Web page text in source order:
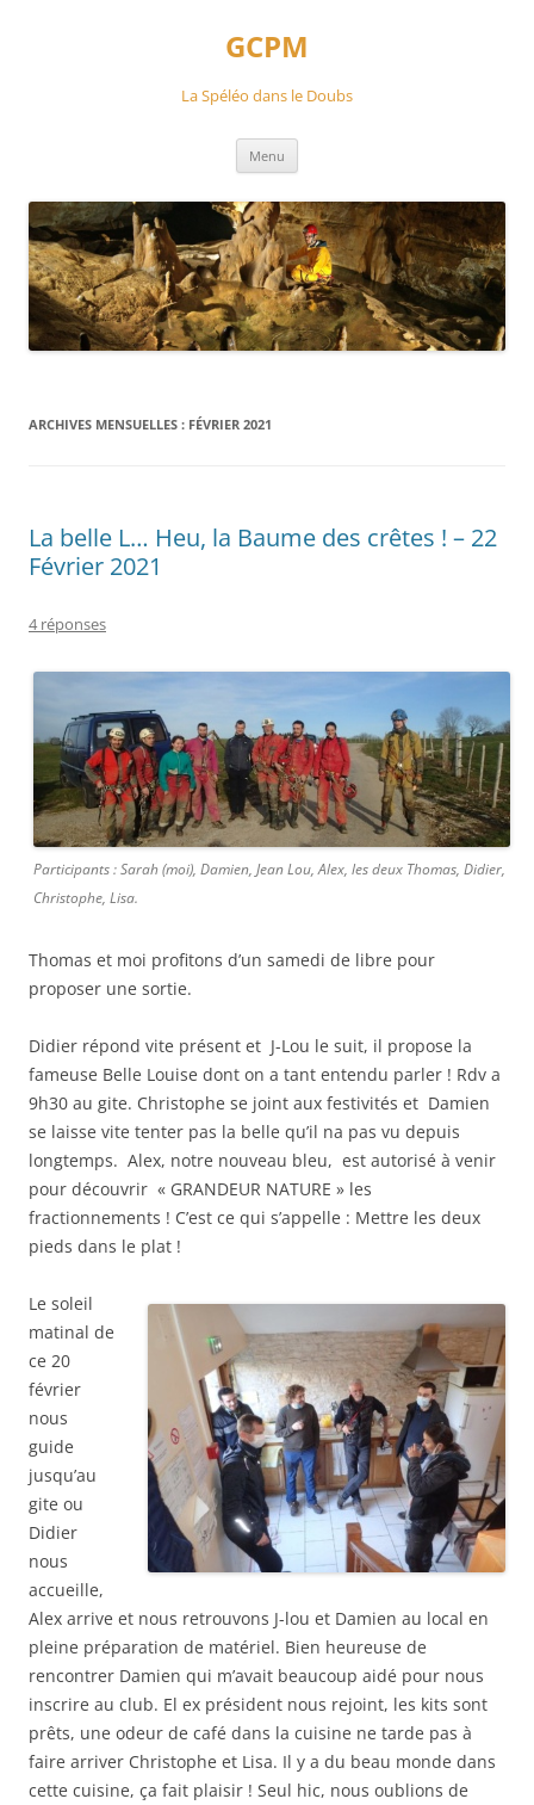
GCPM
La Spéléo dans le Doubs
Menu
ARCHIVES MENSUELLES : FÉVRIER 2021
La belle L… Heu, la Baume des crêtes ! – 22
Février 2021
4 réponses
Participants : Sarah (moi), Damien, Jean Lou, Alex, les deux Thomas, Didier,
Christophe, Lisa.
Thomas et moi profitons d’un samedi de libre pour
proposer une sortie.
Didier répond vite présent et J-Lou le suit, il propose la
fameuse Belle Louise dont on a tant entendu parler ! Rdv a
9h30 au gite. Christophe se joint aux festivités et Damien
se laisse vite tenter pas la belle qu’il na pas vu depuis
longtemps. Alex, notre nouveau bleu, est autorisé à venir
pour découvrir « GRANDEUR NATURE » les
fractionnements ! C’est ce qui s’appelle : Mettre les deux
pieds dans le plat !
Le soleil
matinal de
ce 20
février
nous
guide
jusqu’au
gite ou
Didier
nous
accueille,
Alex arrive et nous retrouvons J-lou et Damien au local en
pleine préparation de matériel. Bien heureuse de
rencontrer Damien qui m’avait beaucoup aidé pour nous
inscrire au club. El ex président nous rejoint, les kits sont
prêts, une odeur de café dans la cuisine ne tarde pas à
faire arriver Christophe et Lisa. Il y a du beau monde dans
cette cuisine, ça fait plaisir ! Seul hic, nous oublions de